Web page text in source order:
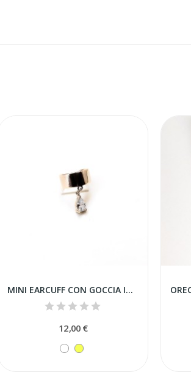
MINI EARCUFF CON GOCCIA IN SWAROVSKI
12,00 €